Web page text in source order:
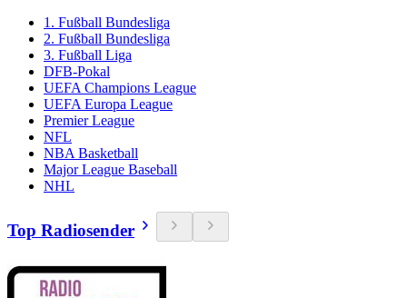
1. Fußball Bundesliga
2. Fußball Bundesliga
3. Fußball Liga
DFB-Pokal
UEFA Champions League
UEFA Europa League
Premier League
NFL
NBA Basketball
Major League Baseball
NHL
Top Radiosender